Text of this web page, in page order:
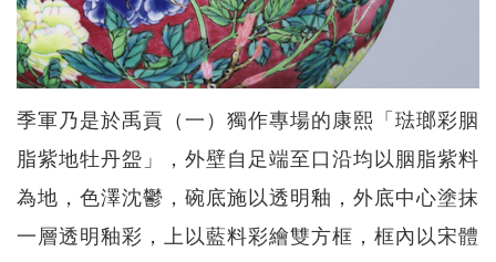
季軍乃是於禹貢（一）獨作專場的康熙「琺瑯彩胭
脂紫地牡丹盌」，外壁自足端至口沿均以胭脂紫料
為地，色澤沈鬱，碗底施以透明釉，外底中心塗抹
一層透明釉彩，上以藍料彩繪雙方框，框內以宋體